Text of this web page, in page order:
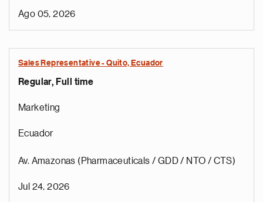
Ago 05, 2026
Sales Representative - Quito, Ecuador
Regular, Full time
Marketing
Ecuador
Av. Amazonas (Pharmaceuticals / GDD / NTO / CTS)
Jul 24, 2026